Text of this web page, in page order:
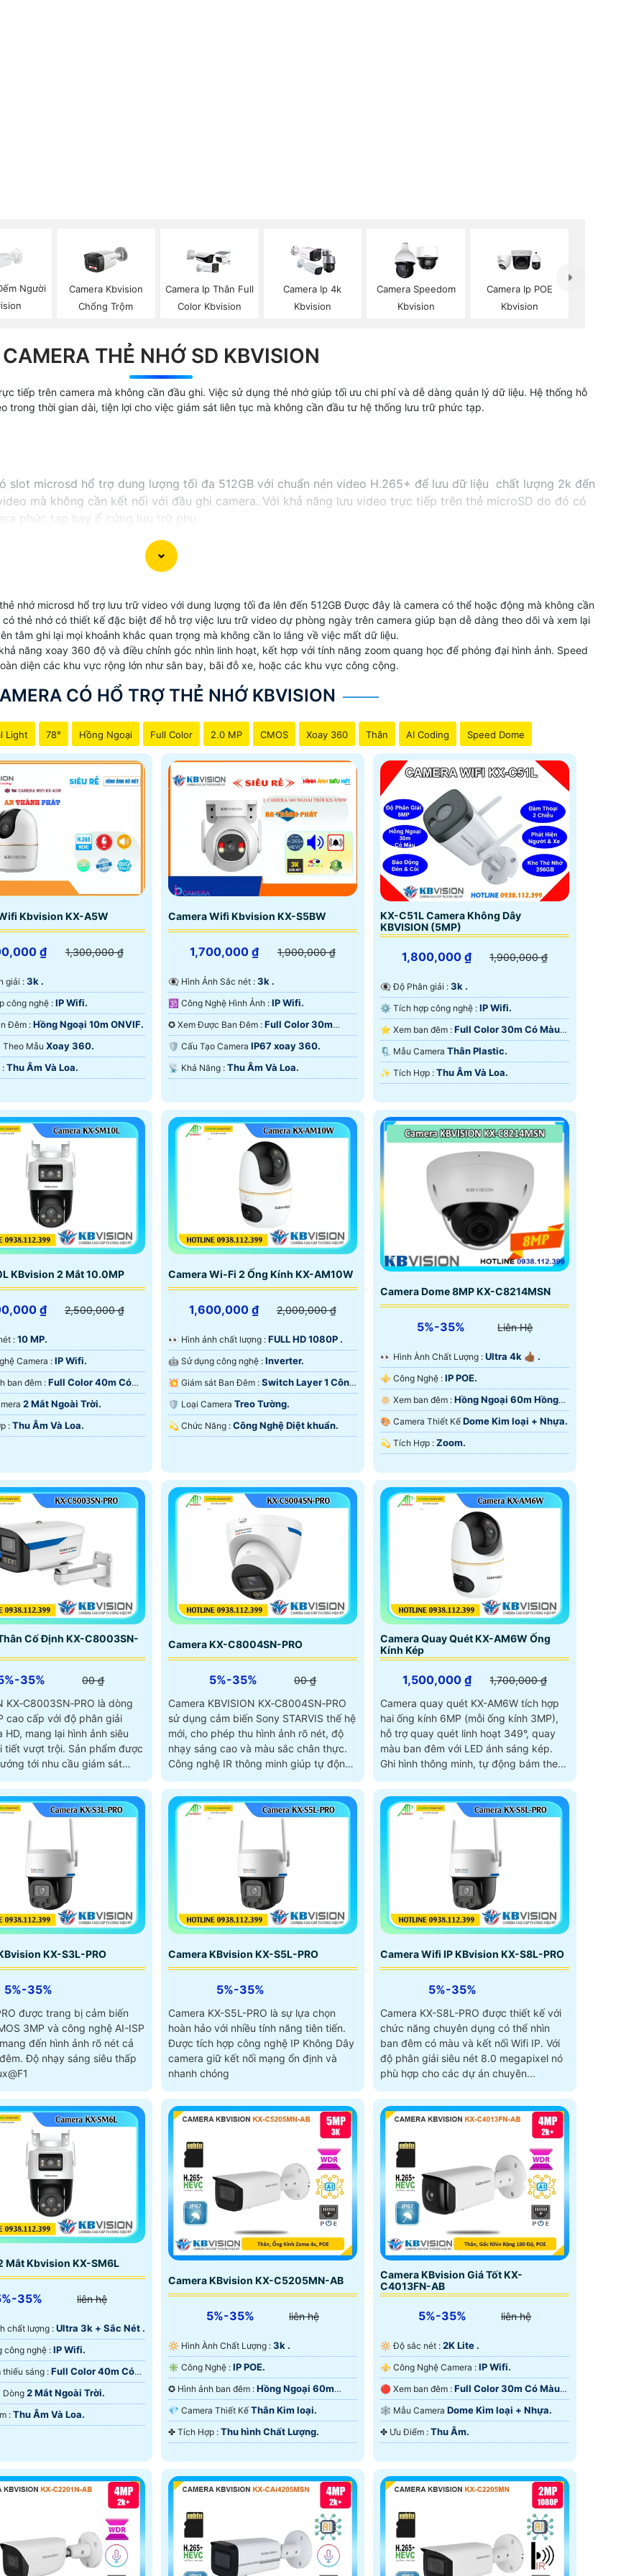
Người
Camera Kbvision
Chống Trộm
Camera Ip Thân Full
Color Kbvision
Camera Ip 4k
Kbvision
Camera Speedom
Kbvision
Camera Ip POE
Kbvision
CAMERA THẺ NHỚ SD KBVISION
tiếp trên camera mà không cần đầu ghi. Việc sử dụng thẻ nhớ giúp tối ưu chi phí và dễ dàng quản lý dữ liệu. Hệ thống hỗ
trong thời gian dài, tiện lợi cho việc giám sát liên tục mà không cần đầu tư hệ thống lưu trữ phức tạp.
slot microsd hổ trợ dung lượng tối đa 512GB với chuẩn nén video H.265+ để lưu dữ liệu chất lượng 2k đến
mà không cần kết nối với đầu ghi camera. Với khả năng lưu video trực tiếp trên thẻ microSD do đó có
phức tạp hay ổ cứng lưu trữ phụ.
nhớ microsd hổ trợ lưu trữ video với dung lượng tối đa lên đến 512GB Được đây là camera có thể hoặc động mà không cần
thẻ nhớ có thiết kế đặc biệt để hỗ trợ việc lưu trữ video dự phòng ngày trên camera giúp bạn dễ dàng theo dõi và xem lại
tâm ghi lại mọi khoảnh khắc quan trọng mà không cần lo lắng về việc mất dữ liệu.
năng xoay 360 độ và điều chỉnh góc nhìn linh hoạt, kết hợp với tính năng zoom quang học để phóng đại hình ảnh. Speed
diện các khu vực rộng lớn như sân bay, bãi đỗ xe, hoặc các khu vực công cộng.
CÓ HỔ TRỢ THẺ NHỚ KBVISION
Light 78° Hồng Ngoại Full Color 2.0 MP CMOS Xoay 360 Thân AI Coding Speed Dome
Kbvision KX-A5W
₫ 1,300,000 ₫
giải : 3k .
⚙ Tích hợp công nghệ : IP Wifi.
🌛 Nhìn Ban Đêm : Hồng Ngoại 10m ONVIF.
Theo Mẫu Xoay 360.
️✤ Ưu Điểm : Thu Âm Và Loa.
Camera Wifi Kbvision KX-S5BW
1,700,000 ₫ 1,900,000 ₫
👁️‍🗨 Hình Ảnh Sắc nét : 3k .
🕉️ Công Nghệ Hình Ảnh : IP Wifi.
✪ Xem Được Ban Đêm : Full Color 30m
ONVIF.
🛡 Cấu Tạo Camera IP67 xoay 360.
️📡 Khả Năng : Thu Âm Và Loa.
KX-C51L Camera Không Dây
KBVISION (5MP)
1,800,000 ₫ 1,900,000 ₫
👁️‍🗨 Độ Phân giải : 3k .
⚙ Tích hợp công nghệ : IP Wifi.
⭐ Xem ban đêm : Full Color 30m Có Màu
Ban Ðêm.
🗜️ Mẫu Camera Thân Plastic.
️✨ Tích Hợp : Thu Âm Và Loa.
KBvision 2 Mắt 10.0MP
₫ 2,500,000 ₫
: 10 MP.
🏆 Công Nghệ Camera : IP Wifi.
🌈 Hình ảnh ban đêm : Full Color 40m Có
2 Mắt Ngoài Trời.
️💫 Tích Hợp : Thu Âm Và Loa.
Camera Wi-Fi 2 Ống Kính KX-AM10W
1,600,000 ₫ 2,000,000 ₫
️👀 Hình ảnh chất lượng : FULL HD 1080P .
🤖️ Sử dụng công nghệ : Inverter.
💥 Giám sát Ban Đêm : Switch Layer 1 Công
Nghệ Làm Lạnh iAUTO-X.
🛡 Loại Camera Treo Tường.
️💫 Chức Năng : Công Nghệ Diệt khuẩn.
Camera Dome 8MP KX-C8214MSN
5%-35% Liên Hệ
️👀 Hình Ành Chất Lượng : Ultra 4k 👍🏾 .
⚜️ Công Nghệ : IP POE.
🔅 Xem ban đêm : Hồng Ngoại 60m Hồng
Ngoại SMD.
🎨 Camera Thiết Kế Dome Kim loại + Nhựa.
️💫 Tích Hợp : Zoom.
Cố Định KX-C8003SN-
35%
00 ₫
KX‑C8003SN‑PRO là dòng
cao cấp với độ phân giải
HD, mang lại hình ảnh siêu
trội. Sản phẩm được
tới nhu cầu giám sát
cho kho bãi, nhà xưởng,
rộng hoặc hệ thống an ninh
cao
Camera KX-C8004SN-PRO
5%-35%
00 ₫
Camera KBVISION KX‑C8004SN‑PRO
sử dụng cảm biến Sony STARVIS thế hệ
mới, cho phép thu hình ảnh rõ nét, độ
nhạy sáng cao và màu sắc chân thực.
Công nghệ IR thông minh giúp tự động
điều chỉnh cường độ hồng ngoại để
tránh lóa sáng khi đối tượng ở gần, đảm
bảo hình ảnh rõ ràng ngay cả trong
Camera Quay Quét KX-AM6W Ống
Kính Kép
1,500,000 ₫
1,700,000 ₫
Camera quay quét KX-AM6W tích hợp
hai ống kính 6MP (mỗi ống kính 3MP),
hỗ trợ quay quét linh hoạt 349°, quay
màu ban đêm với LED ánh sáng kép.
Ghi hình thông minh, tự động bám theo
chuyển động, đồng bộ cảnh báo bằng
âm thanh, ánh sáng và gọi điện trực
tiếp
KX-S3L-PRO
5%-35%
được trang bị cảm biến
3MP và công nghệ AI-ISP
đến hình ảnh rõ nét cả
siêu thấp
Camera KBvision KX-S5L-PRO
5%-35%
Camera KX-S5L-PRO là sự lựa chọn
hoàn hảo với nhiều tính năng tiên tiến.
Được tích hợp công nghệ IP Không Dây
camera giữ kết nối mạng ổn định và
nhanh chóng
Camera Wifi IP KBvision KX-S8L-PRO
5%-35%
Camera KX-S8L-PRO được thiết kế với
chức năng chuyên dụng có thể nhìn
ban đêm có màu và kết nối Wifi IP. Với
độ phân giải siêu nét 8.0 megapixel nó
phù hợp cho các dự án chuyên...
Mắt Kbvision KX-SM6L
35% liên hệ
chất lượng : Ultra 3k + Sắc Nét .
🕉️ Sử dụng công nghệ : IP Wifi.
🔅 Khi xem thiếu sáng : Full Color 40m Có
Dòng 2 Mắt Ngoài Trời.
️🔈 Đặt Điểm : Thu Âm Và Loa.
Camera KBvision KX-C5205MN-AB
5%-35% liên hệ
🔆 Hình Ành Chất Lượng : 3k .
✳️ Công Nghệ : IP POE.
✪ Hình ảnh ban đêm : Hồng Ngoại 60m
Hồng Ngoại Smart IR.
💎 Camera Thiết Kế Thân Kim loại.
️✤ Tích Hợp : Thu hình Chất Lượng.
Camera KBvision Giá Tốt KX-
C4013FN-AB
5%-35% liên hệ
🔆 Độ sắc nét : 2K Lite .
⚜️ Công Nghệ Camera : IP Wifi.
🔴 Xem ban đêm : Full Color 30m Có Màu
Ban Ðêm.
🕸️ Mẫu Camera Dome Kim loại + Nhựa.
️✤ Ưu Điểm : Thu Âm.